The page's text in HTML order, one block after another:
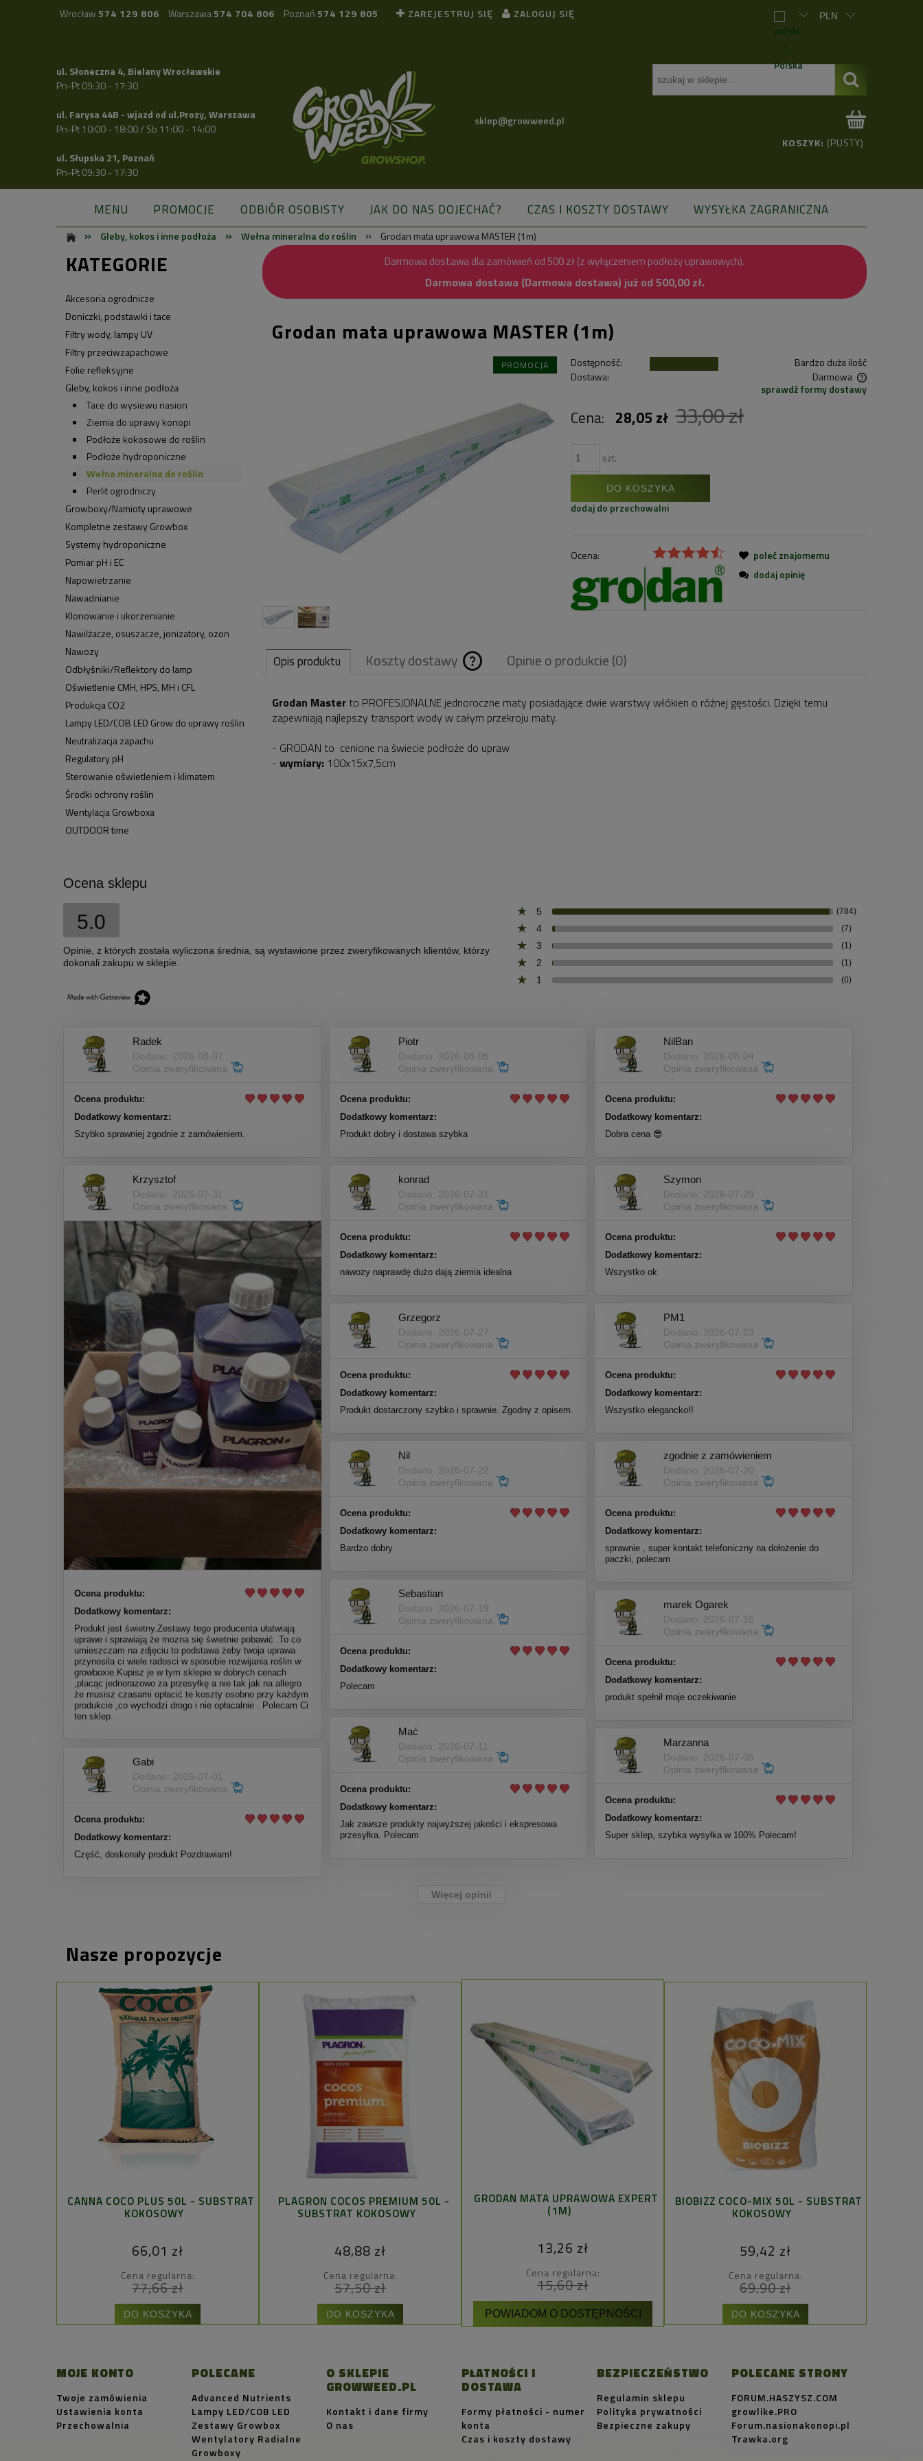
Wrocław 574 129 806 Warszawa574 704 806 Poznań 574 129 805 ZAREJESTRUJ SIĘ ZALOGUJ SIĘ
ul. Słoneczna 4, Bielany Wrocławskie
Pn-Pt 09:30 - 17:30
ul. Farysa 44B - wjazd od ul.Prozy, Warszawa
Pn-Pt 10:00 - 18:00 / Sb 11:00 - 14:00
ul. Słupska 21, Poznań
Pn-Pt 09:30 - 17:30
sklep@growweed.pl
KOSZYK: (PUSTY)
MENU PROMOCJE ODBIÓR OSOBISTY JAK DO NAS DOJECHAĆ? CZAS I KOSZTY DOSTAWY
WYSYŁKA ZAGRANICZNA
BLOG
» Gleby, kokos i inne podłoża » Wełna mineralna do roślin » Grodan mata uprawowa MASTER (1m)
KATEGORIE
Akcesoria ogrodnicze
Doniczki, podstawki i tace
Filtry wody, lampy UV
Filtry przeciwzapachowe
Folie refleksyjne
Gleby, kokos i inne podłoża
Tace do wysiewu nasion
Ziemia do uprawy konopi
Podłoże kokosowe do roślin
Podłoże hydroponiczne
Wełna mineralna do roślin
Perlit ogrodniczy
Growboxy/Namioty uprawowe
Kompletne zestawy Growbox
Systemy hydroponiczne
Pomiar pH i EC
Napowietrzanie
Nawadnianie
Klonowanie i ukorzenianie
Nawilżacze, osuszacze, jonizatory, ozon
Nawozy
Odbłyśniki/Reflektory do lamp
Oświetlenie CMH, HPS, MH i CFL
Produkcja CO2
Lampy LED/COB LED Grow do uprawy roślin
Neutralizacja zapachu
Regulatory pH
Sterowanie oświetleniem i klimatem
Środki ochrony roślin
Wentylacja Growboxa
OUTDOOR time
Darmowa dostawa dla zamówień od 500 zł (z wyłączeniem podłoży uprawowych).
Darmowa dostawa (Darmowa dostawa) już od 500,00 zł.
Grodan mata uprawowa MASTER (1m)
PROMOCJA Dostępność:
Bardzo duża ilość
Dostawa:
Darmowa
Cena nie zawiera ewentualnych kosztów
płatności
sprawdź formy dostawy
Cena: 28,05 zł 33,00 zł
szt.
DO KOSZYKA
dodaj do przechowalni
Ocena:
poleć znajomemu
dodaj opinię
Opis produktu Koszty dostawy
Cena nie zawiera
ewentualnych
kosztów płatności
Opinie o produkcie (0)
Grodan Master to PROFESJONALNE jednoroczne maty posiadające dwie warstwy włókien o różnej gęstości. Dzięki temu
zapewniają najlepszy transport wody w całym przekroju maty.
- GRODAN to cenione na świecie podłoże do upraw
- wymiary: 100x15x7,5cm
Ocena sklepu
5.0
Opinie, z których została wyliczona średnia, są wystawione przez zweryfikowanych klientów, którzy
dokonali zakupu w sklepie.
5 (784)
4 (7)
3 (1)
2 (1)
1 (0)
Radek
Dodano: 2026-08-07
Opinia zweryfikowana
Ocena produktu:
Dodatkowy komentarz:
Szybko sprawniej zgodnie z zamówieniem.
Piotr
Dodano: 2026-08-05
Opinia zweryfikowana
Ocena produktu:
Dodatkowy komentarz:
Produkt dobry i dostawa szybka
NilBan
Dodano: 2026-08-04
Opinia zweryfikowana
Ocena produktu:
Dodatkowy komentarz:
Dobra cena 😎
Krzysztof
Dodano: 2026-07-31
Opinia zweryfikowana
Ocena produktu:
Dodatkowy komentarz:
Produkt jest świetny.Zestawy tego producenta ułatwiają
uprawe i sprawiają że mozna się świetnie pobawić .To co
umieszczam na zdjęciu to podstawa żeby twoja uprawa
przynosila ci wiele radosci w sposobie rozwijania roślin w
growboxie.Kupisz je w tym sklepie w dobrych cenach
,placąc jednorazowo za przesyłkę a nie tak jak na allegro
że musisz czasami opłacić te koszty osobno przy każdym
produkcie ,co wychodzi drogo i nie opłacalnie . Polecam Ci
ten sklep .
konrad
Dodano: 2026-07-31
Opinia zweryfikowana
Ocena produktu:
Dodatkowy komentarz:
nawozy naprawdę dużo dają ziemia idealna
Szymon
Dodano: 2026-07-29
Opinia zweryfikowana
Ocena produktu:
Dodatkowy komentarz:
Wszystko ok
Grzegorz
Dodano: 2026-07-27
Opinia zweryfikowana
Ocena produktu:
Dodatkowy komentarz:
Produkt dostarczony szybko i sprawnie. Zgodny z opisem.
PM1
Dodano: 2026-07-23
Opinia zweryfikowana
Ocena produktu:
Dodatkowy komentarz:
Wszystko elegancko!!
Nil
Dodano: 2026-07-22
Opinia zweryfikowana
Ocena produktu:
Dodatkowy komentarz:
Bardzo dobry
zgodnie z zamówieniem
Dodano: 2026-07-20
Opinia zweryfikowana
Ocena produktu:
Dodatkowy komentarz:
sprawnie , super kontakt telefoniczny na dołożenie do
paczki, polecam
Sebastian
Dodano: 2026-07-19
Opinia zweryfikowana
Ocena produktu:
Dodatkowy komentarz:
Polecam
marek Ogarek
Dodano: 2026-07-16
Opinia zweryfikowana
Ocena produktu:
Dodatkowy komentarz:
produkt spełnił moje oczekiwanie
Mać
Dodano: 2026-07-11
Opinia zweryfikowana
Ocena produktu:
Dodatkowy komentarz:
Jak zawsze produkty najwyższej jakości i ekspresowa
przesyłka. Polecam
Marzanna
Dodano: 2026-07-05
Opinia zweryfikowana
Ocena produktu:
Dodatkowy komentarz:
Super sklep, szybka wysyłka w 100% Polecam!
Gabi
Dodano: 2026-07-01
Opinia zweryfikowana
Ocena produktu:
Dodatkowy komentarz:
Część, doskonały produkt Pozdrawiam!
Więcej opinii
Nasze propozycje
CANNA COCO PLUS 50L - SUBSTRAT
KOKOSOWY
66,01 zł
Cena regularna:
77,66 zł
DO KOSZYKA
PLAGRON COCOS PREMIUM 50L -
SUBSTRAT KOKOSOWY
48,88 zł
Cena regularna:
57,50 zł
DO KOSZYKA
GRODAN MATA UPRAWOWA EXPERT
(1M)
13,26 zł
Cena regularna:
15,60 zł
POWIADOM O DOSTĘPNOŚCI
BIOBIZZ COCO-MIX 50L - SUBSTRAT
KOKOSOWY
59,42 zł
Cena regularna:
69,90 zł
DO KOSZYKA
MOJE KONTO
Twoje zamówienia
Ustawienia konta
Przechowalnia
POLECANE
Advanced Nutrients
Lampy LED/COB LED
Zestawy Growbox
Wentylatory Radialne
Growboxy
O SKLEPIE
GROWWEED.PL
Kontakt i dane firmy
O nas
PŁATNOŚCI I
DOSTAWA
Formy płatności - numer
konta
Czas i koszty dostawy
BEZPIECZEŃSTWO
Regulamin sklepu
Polityka prywatności
Bezpieczne zakupy
POLECANE STRONY
FORUM.HASZYSZ.COM
growlike.PRO
Forum.nasionakonopi.pl
Trawka.org